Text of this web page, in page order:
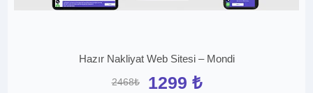
Hazır Nakliyat Web Sitesi – Mondi
2468₺ 1299 ₺